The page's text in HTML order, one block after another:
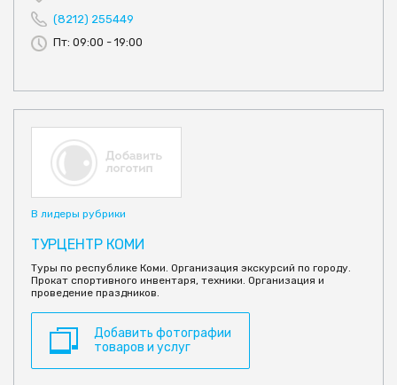
(8212) 255449
Пт: 09:00 - 19:00
В лидеры рубрики
ТУРЦЕНТР КОМИ
Туры по республике Коми. Организация экскурсий по городу.
Прокат спортивного инвентаря, техники. Организация и
проведение праздников.
Добавить фотографии
товаров и услуг